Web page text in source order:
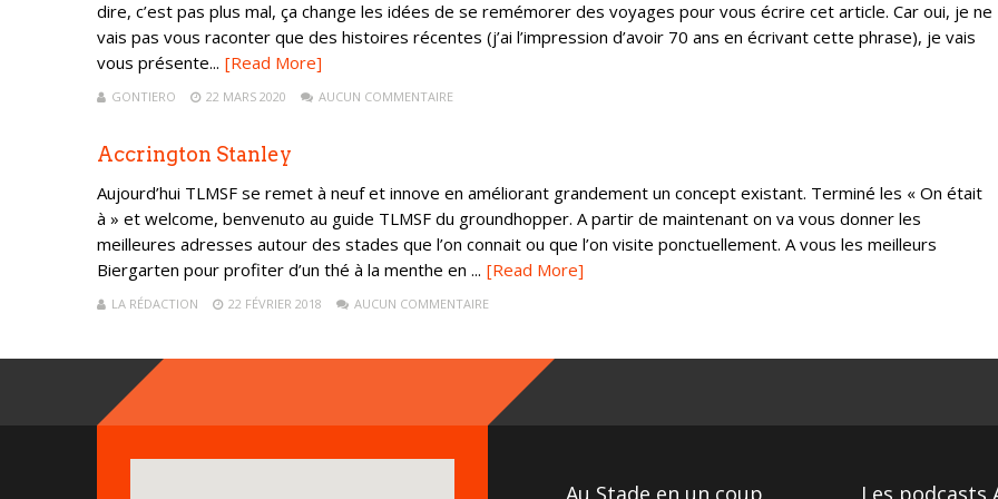
dire, c’est pas plus mal, ça change les idées de se remémorer des voyages pour vous écrire cet article. Car oui, je ne
vais pas vous raconter que des histoires récentes (j’ai l’impression d’avoir 70 ans en écrivant cette phrase), je vais
vous présente... [Read More]
GONTIERO 22 MARS 2020 AUCUN COMMENTAIRE
Accrington Stanley
Aujourd’hui TLMSF se remet à neuf et innove en améliorant grandement un concept existant. Terminé les « On était
à » et welcome, benvenuto au guide TLMSF du groundhopper. A partir de maintenant on va vous donner les
meilleures adresses autour des stades que l’on connait ou que l’on visite ponctuellement. A vous les meilleurs
Biergarten pour profiter d’un thé à la menthe en ... [Read More]
LA RÉDACTION 22 FÉVRIER 2018 AUCUN COMMENTAIRE
Au Stade en un coup Les podcasts